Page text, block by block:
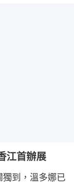
江首辦展
到，溫多娜已